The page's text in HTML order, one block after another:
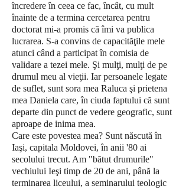
încredere în ceea ce fac, încât, cu mult
înainte de a termina cercetarea pentru
doctorat mi-a promis că îmi va publica
lucrarea. S-a convins de capacităţile mele
atunci când a participat în comisia de
validare a tezei mele. Şi mulţi, mulţi de pe
drumul meu al vieţii. Iar persoanele legate
de suflet, sunt sora mea Raluca şi prietena
mea Daniela care, în ciuda faptului că sunt
departe din punct de vedere geografic, sunt
aproape de inima mea.
Care este povestea mea? Sunt născută în
Iaşi, capitala Moldovei, în anii '80 ai
secolului trecut. Am "bătut drumurile"
vechiului Ieşi timp de 20 de ani, până la
terminarea liceului, a seminarului teologic